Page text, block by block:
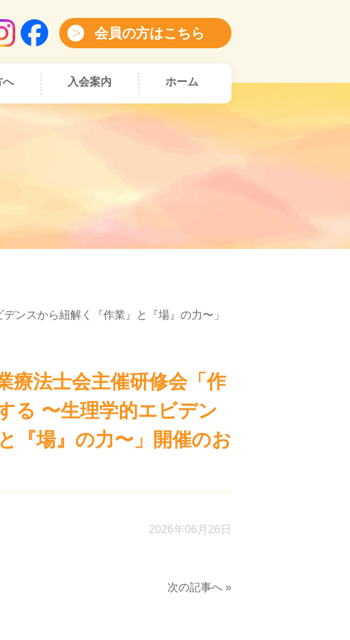
会員の方はこちら
へ 入会案内 ホーム
ンスから紐解く『作業』と『場』の力〜」
療法士会主催研修会「作
る 〜生理学的エビデン
『場』の力〜」開催のお
2026年06月26日
次の記事へ »